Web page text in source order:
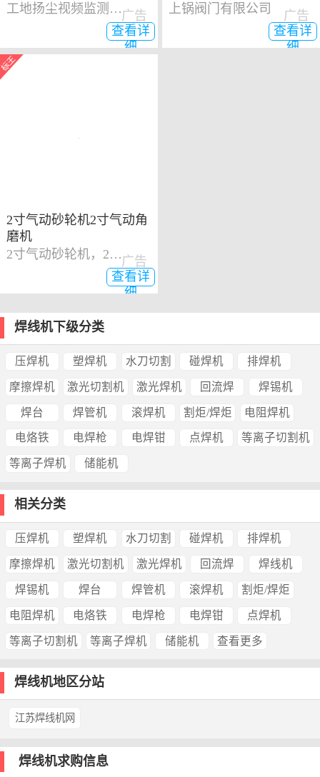
工地扬尘视频监测系统
查看详
细
广告
上锅阀门有限公司
查看详
细
广告
2寸气动砂轮机2寸气动角
磨机
2寸气动砂轮机，2寸气动角磨机
查看详
细
广告
焊线机下级分类
压焊机 塑焊机 水刀切割 碰焊机 排焊机
摩擦焊机 激光切割机 激光焊机 回流焊 焊锡机
焊台 焊管机 滚焊机 割炬/焊炬 电阻焊机
电烙铁 电焊枪 电焊钳 点焊机 等离子切割机
等离子焊机 储能机
相关分类
压焊机 塑焊机 水刀切割 碰焊机 排焊机
摩擦焊机 激光切割机 激光焊机 回流焊 焊线机
焊锡机 焊台 焊管机 滚焊机 割炬/焊炬
电阻焊机 电烙铁 电焊枪 电焊钳 点焊机
等离子切割机 等离子焊机 储能机 查看更多
焊线机地区分站
江苏焊线机网
焊线机求购信息